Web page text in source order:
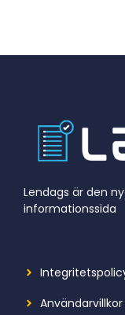
Lendags är den
informationssida
Användarvillkor